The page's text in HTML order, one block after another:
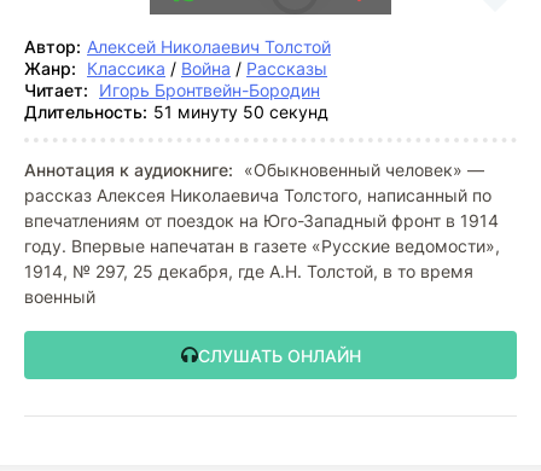
Автор: Алексей Николаевич Толстой
Жанр:
Классика / Война / Рассказы
Читает:
Игорь Бронтвейн-Бородин
Длительность: 51 минуту 50 секунд
Аннотация к аудиокниге:
«Обыкновенный человек» —
рассказ Алексея Николаевича Толстого, написанный по
впечатлениям от поездок на Юго-Западный фронт в 1914
году. Впервые напечатан в газете «Русские ведомости»,
1914, № 297, 25 декабря, где А.Н. Толстой, в то время
военный
СЛУШАТЬ ОНЛАЙН